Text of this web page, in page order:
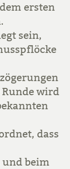
ersten
sein,
wird
dass
beim